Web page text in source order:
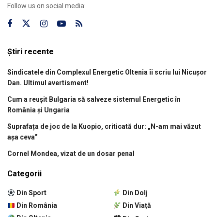
Follow us on social media:
Știri recente
Sindicatele din Complexul Energetic Oltenia îi scriu lui Nicușor
Dan. Ultimul avertisment!
Cum a reușit Bulgaria să salveze sistemul Energetic în
România și Ungaria
Suprafața de joc de la Kuopio, criticată dur: „N-am mai văzut
așa ceva”
Cornel Mondea, vizat de un dosar penal
Categorii
Din Sport
Din România
Din Dolj
Din Viață